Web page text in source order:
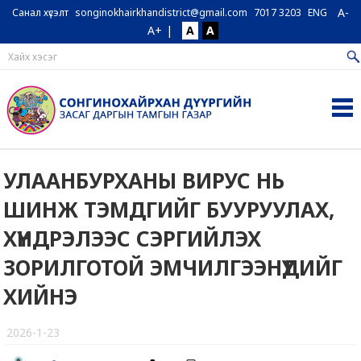
Санал хүсэлт songinokhairkhandistrict@gmail.com 7017 3203 ENG
A-
A+ | A A
УЛААНБУРХАНЫ ВИРУС НЬ
ШИНЖ ТЭМДГИЙГ БУУРУУЛАХ,
ХҮНДРЭЛЭЭС СЭРГИЙЛЭХ
ЗОРИЛГОТОЙ ЭМЧИЛГЭЭНҮҮДИЙГ
ХИЙНЭ
2026-1-23